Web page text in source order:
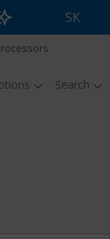
SK
Search